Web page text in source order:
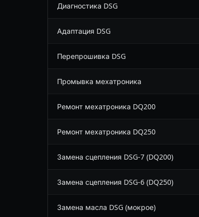
Диагностика DSG
Адаптация DSG
Перепрошивка DSG
Промывка мехатроника
Ремонт мехатроника DQ200
Ремонт мехатроника DQ250
Замена сцепления DSG-7 (DQ200)
Замена сцепления DSG-6 (DQ250)
Замена масла DSG (мокрое)